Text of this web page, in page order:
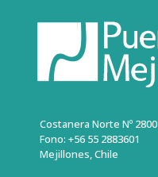
Costanera Norte Nº 2800
Fono: +56 55 2883601
Mejillones, Chile